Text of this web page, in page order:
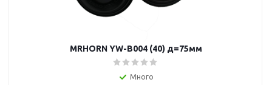
MRHORN YW-B004 (40) д=75мм
Много